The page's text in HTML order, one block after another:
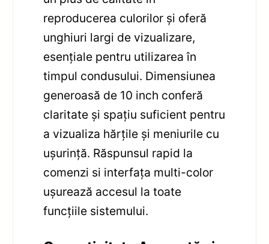
reproducerea culorilor și oferă
unghiuri largi de vizualizare,
esențiale pentru utilizarea în
timpul condusului. Dimensiunea
generoasă de 10 inch conferă
claritate și spațiu suficient pentru
a vizualiza hărțile și meniurile cu
ușurință. Răspunsul rapid la
comenzi si interfața multi-color
ușurează accesul la toate
funcțiile sistemului.